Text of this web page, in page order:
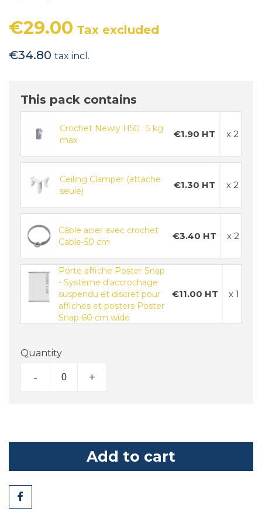
€29.00 Tax excluded
€34.80 tax incl.
This pack contains
Crochet Newly H50 : 5 kg
max
€1.90 HT x 2
Ceiling Clamper (attache
seule)
€1.30 HT x 2
Câble acier avec crochet
Cable-50 cm
€3.40 HT x 2
Porte affiche Poster Snap
- Système d'accrochage
suspendu et discret pour
affiches et posters Poster
Snap-60 cm wide
€11.00 HT x 1
Quantity
- +
Add to cart
Share